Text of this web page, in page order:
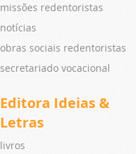
missões redentoristas
notícias
obras sociais redentoristas
secretariado vocacional
Editora Ideias &
Letras
livros